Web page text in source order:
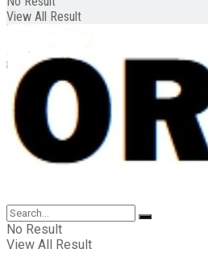
View All Result
No Result
View All Result